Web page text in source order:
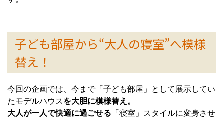
子ども部屋から“大人の寝室”へ模様
替え！
今回の企画では、今まで「子ども部屋」として展示してい
たモデルハウスを大胆に模様替え。
大人が一人で快適に過ごせる 「寝室」スタイルに変身させ